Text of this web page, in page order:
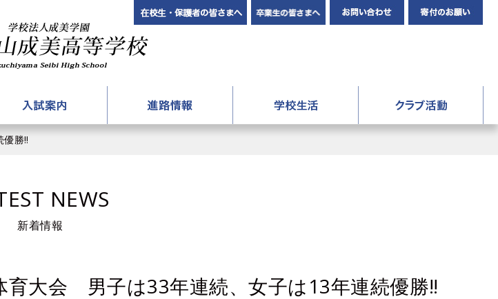
在校生・保護者の皆さまへ卒業生の皆さんへ お問い合わせ
募集要項
入試過去問題
ンフレットダウンロード
勝‼
NEWS
新着情報
育大会 男子は33年連続、女子は13年連続優勝‼